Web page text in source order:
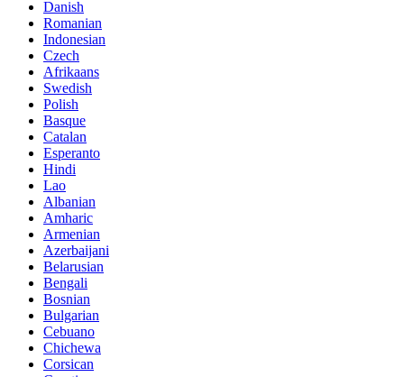
Danish
Romanian
Indonesian
Czech
Afrikaans
Swedish
Polish
Basque
Catalan
Esperanto
Hindi
Lao
Albanian
Amharic
Armenian
Azerbaijani
Belarusian
Bengali
Bosnian
Bulgarian
Cebuano
Chichewa
Corsican